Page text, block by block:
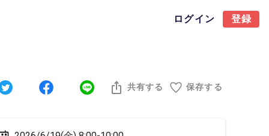
ログイン 登録
共有する 保存する